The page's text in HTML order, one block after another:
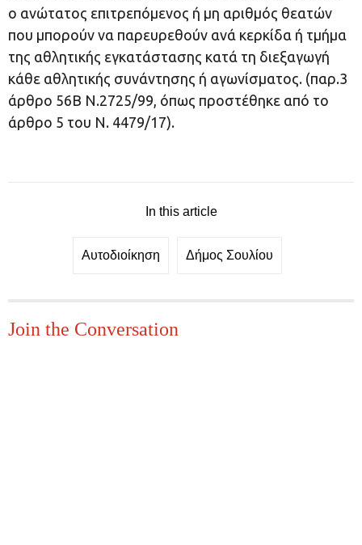
ο ανώτατος επιτρεπόμενος ή μη αριθμός θεατών
που μπορούν να παρευρεθούν ανά κερκίδα ή τμήμα
της αθλητικής εγκατάστασης κατά τη διεξαγωγή
κάθε αθλητικής συνάντησης ή αγωνίσματος. (παρ.3
άρθρο 56Β Ν.2725/99, όπως προστέθηκε από το
άρθρο 5 του Ν. 4479/17).
In this article
Αυτοδιοίκηση Δήμος Σουλίου
Join the Conversation